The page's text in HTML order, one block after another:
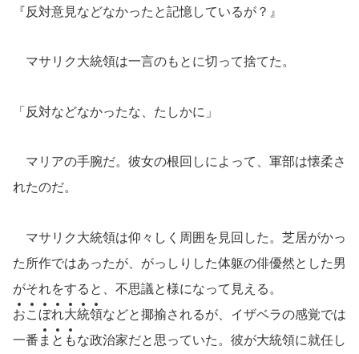
『反対意見などなかったと記憶しているが？』
マサリク大統領は一言のもとに切って捨てた。
「反対などなかったな、たしかに」
マリアの手腕だ。彼女の根回しによって、軍部は懐柔さ
れたのだ。
マサリク大統領は仰々しく周囲を見回した。芝居がかっ
た所作ではあったが、がっしりした体躯の俳優然とした男
がそれをすると、不思議と様になって見える。
おこ ぼれ大統領などと揶揄されるが、イザベラの感覚では
一番 ま と もな政治家だと思っていた。彼が大統領に就任し